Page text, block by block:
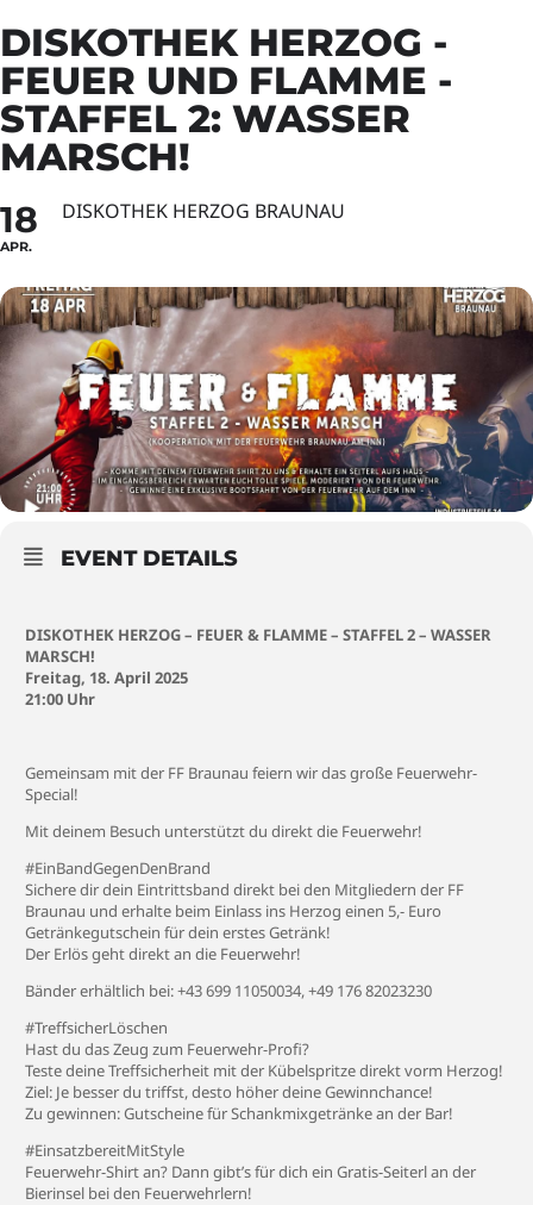
DISKOTHEK HERZOG -
FEUER UND FLAMME -
STAFFEL 2: WASSER
MARSCH!
18
APR.
DISKOTHEK HERZOG BRAUNAU
EVENT DETAILS
DISKOTHEK HERZOG – FEUER & FLAMME – STAFFEL 2 – WASSER
MARSCH!
Freitag, 18. April 2025
21:00 Uhr
Gemeinsam mit der FF Braunau feiern wir das große Feuerwehr-
Special!
Mit deinem Besuch unterstützt du direkt die Feuerwehr!
#EinBandGegenDenBrand
Sichere dir dein Eintrittsband direkt bei den Mitgliedern der FF
Braunau und erhalte beim Einlass ins Herzog einen 5,- Euro
Getränkegutschein für dein erstes Getränk!
Der Erlös geht direkt an die Feuerwehr!
Bänder erhältlich bei: +43 699 11050034, +49 176 82023230
#TreffsicherLöschen
Hast du das Zeug zum Feuerwehr-Profi?
Teste deine Treffsicherheit mit der Kübelspritze direkt vorm Herzog!
Ziel: Je besser du triffst, desto höher deine Gewinnchance!
Zu gewinnen: Gutscheine für Schankmixgetränke an der Bar!
#EinsatzbereitMitStyle
Feuerwehr-Shirt an? Dann gibt’s für dich ein Gratis-Seiterl an der
Bierinsel bei den Feuerwehrlern!